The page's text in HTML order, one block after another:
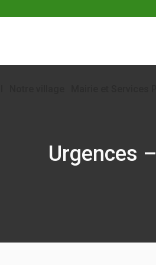
Urgences